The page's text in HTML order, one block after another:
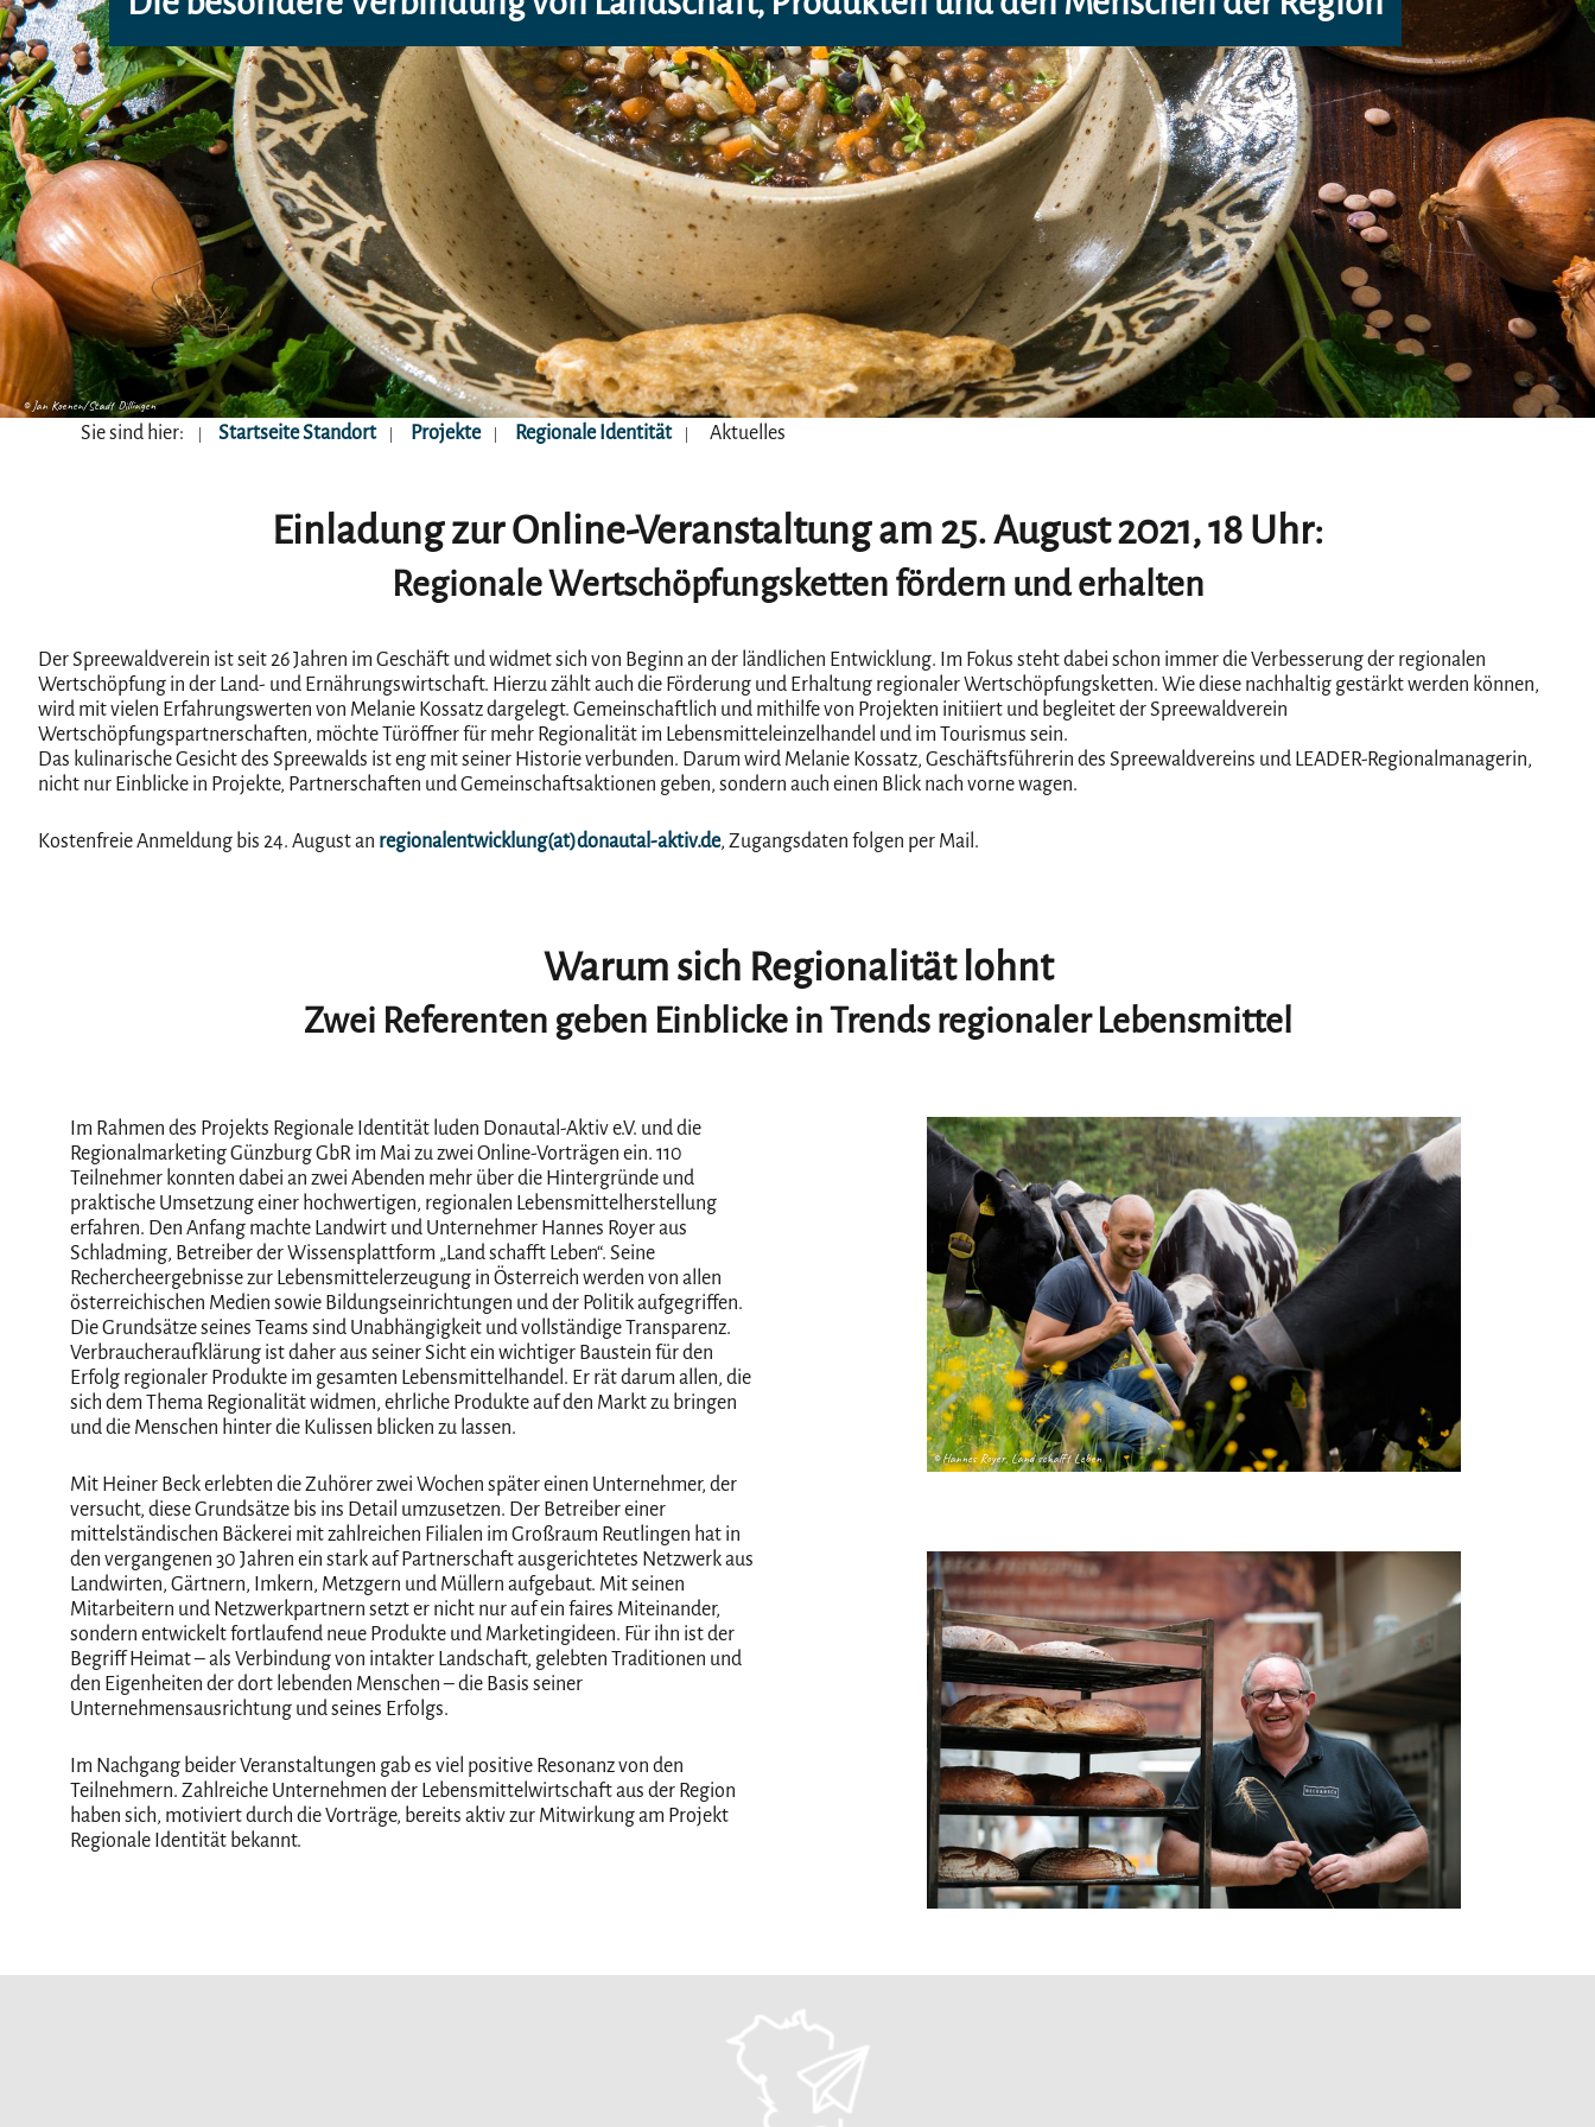
© Jan Koenen/Stadt Dillingen
Sie sind hier: Startseite Standort Projekte Regionale Identität Aktuelles
Einladung zur Online-Veranstaltung am 25. August 2021, 18 Uhr:
Regionale Wertschöpfungsketten fördern und erhalten
Der Spreewaldverein ist seit 26 Jahren im Geschäft und widmet sich von Beginn an der ländlichen Entwicklung. Im Fokus steht dabei schon immer die Verbesserung der regionalen
Wertschöpfung in der Land- und Ernährungswirtschaft. Hierzu zählt auch die Förderung und Erhaltung regionaler Wertschöpfungsketten. Wie diese nachhaltig gestärkt werden können,
wird mit vielen Erfahrungswerten von Melanie Kossatz dargelegt. Gemeinschaftlich und mithilfe von Projekten initiiert und begleitet der Spreewaldverein
Wertschöpfungspartnerschaften, möchte Türöffner für mehr Regionalität im Lebensmitteleinzelhandel und im Tourismus sein.
Das kulinarische Gesicht des Spreewalds ist eng mit seiner Historie verbunden. Darum wird Melanie Kossatz, Geschäftsführerin des Spreewaldvereins und LEADER-Regionalmanagerin,
nicht nur Einblicke in Projekte, Partnerschaften und Gemeinschaftsaktionen geben, sondern auch einen Blick nach vorne wagen.
Kostenfreie Anmeldung bis 24. August an regionalentwicklung(at)donautal-aktiv.de, Zugangsdaten folgen per Mail.
Warum sich Regionalität lohnt
Zwei Referenten geben Einblicke in Trends regionaler Lebensmittel
Im Rahmen des Projekts Regionale Identität luden Donautal-Aktiv e.V. und die
Regionalmarketing Günzburg GbR im Mai zu zwei Online-Vorträgen ein. 110
Teilnehmer konnten dabei an zwei Abenden mehr über die Hintergründe und
praktische Umsetzung einer hochwertigen, regionalen Lebensmittelherstellung
erfahren. Den Anfang machte Landwirt und Unternehmer Hannes Royer aus
Schladming, Betreiber der Wissensplattform „Land schafft Leben“. Seine
Rechercheergebnisse zur Lebensmittelerzeugung in Österreich werden von allen
österreichischen Medien sowie Bildungseinrichtungen und der Politik aufgegriffen.
Die Grundsätze seines Teams sind Unabhängigkeit und vollständige Transparenz.
Verbraucheraufklärung ist daher aus seiner Sicht ein wichtiger Baustein für den
Erfolg regionaler Produkte im gesamten Lebensmittelhandel. Er rät darum allen, die
sich dem Thema Regionalität widmen, ehrliche Produkte auf den Markt zu bringen
und die Menschen hinter die Kulissen blicken zu lassen.
Mit Heiner Beck erlebten die Zuhörer zwei Wochen später einen Unternehmer, der
versucht, diese Grundsätze bis ins Detail umzusetzen. Der Betreiber einer
mittelständischen Bäckerei mit zahlreichen Filialen im Großraum Reutlingen hat in
den vergangenen 30 Jahren ein stark auf Partnerschaft ausgerichtetes Netzwerk aus
Landwirten, Gärtnern, Imkern, Metzgern und Müllern aufgebaut. Mit seinen
Mitarbeitern und Netzwerkpartnern setzt er nicht nur auf ein faires Miteinander,
sondern entwickelt fortlaufend neue Produkte und Marketingideen. Für ihn ist der
Begriff Heimat – als Verbindung von intakter Landschaft, gelebten Traditionen und
den Eigenheiten der dort lebenden Menschen – die Basis seiner
Unternehmensausrichtung und seines Erfolgs.
Im Nachgang beider Veranstaltungen gab es viel positive Resonanz von den
Teilnehmern. Zahlreiche Unternehmen der Lebensmittelwirtschaft aus der Region
haben sich, motiviert durch die Vorträge, bereits aktiv zur Mitwirkung am Projekt
Regionale Identität bekannt.
© Hannes Royer, Land schafft Leben